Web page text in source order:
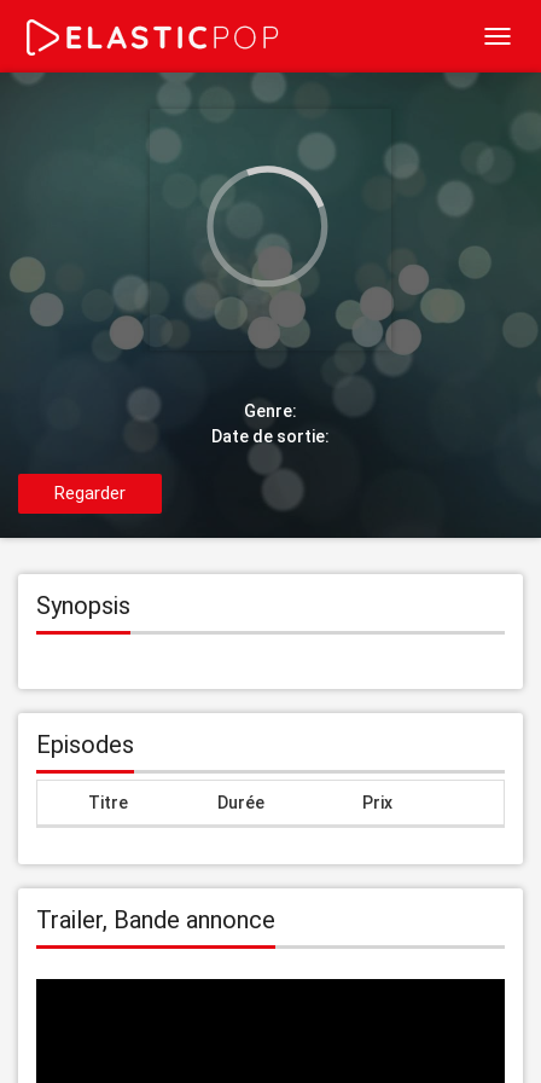
Genre:
Date de sortie:
Regarder
Synopsis
Episodes
Titre Durée Prix
Trailer, Bande annonce